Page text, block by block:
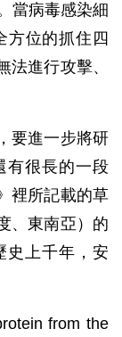
當病毒感染細
方位的抓住四
法進行攻擊、
要進一步將研
有很長的一段
裡所記載的草
、東南亞）的
史上千年，安
from the